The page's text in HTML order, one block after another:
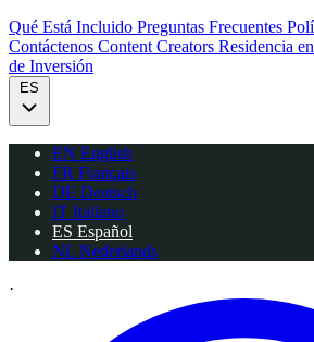
Qué Está Incluido Preguntas Frecuentes
Contáctenos Content Creators Residencia
de Inversión
ES
EN English
FR Français
DE Deutsch
IT Italiano
ES Español
NL Nederlands
·